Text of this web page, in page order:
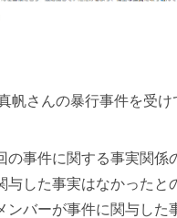
帆さんの暴行事件を受
の事件に関する事実関
与した事実はなかったと
ンバーが事件に関与した